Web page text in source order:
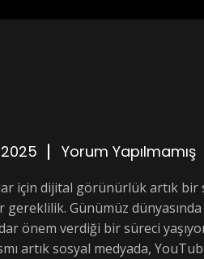
Yorum Yapılmamış
için dijital görünürlük artık bir
gereklilik. Günümüz
önem verdiği bir süreci
artık sosyal medyada,